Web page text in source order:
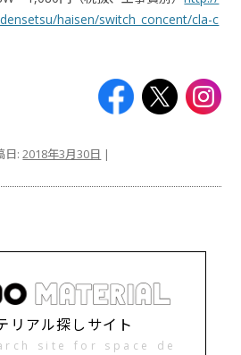
haisen/switch_concent/cla-c
日:2018年3月30日 |
リアル探しサイト
site for space de